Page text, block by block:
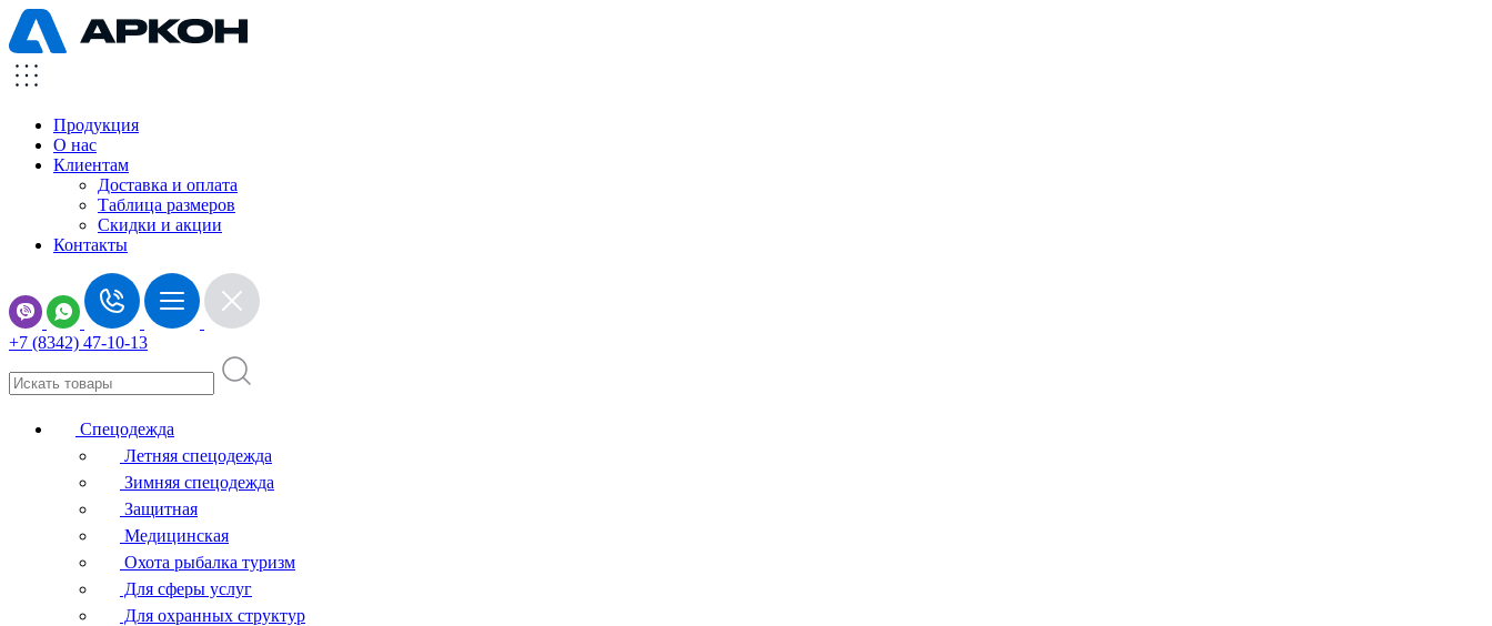
Продукция
О нас
Клиентам
Доставка и оплата
Таблица размеров
Скидки и акции
Контакты
+7 (8342) 47-10-13
Спецодежда
Летняя спецодежда
Зимняя спецодежда
Защитная
Медицинская
Охота рыбалка туризм
Для сферы услуг
Для охранных структур